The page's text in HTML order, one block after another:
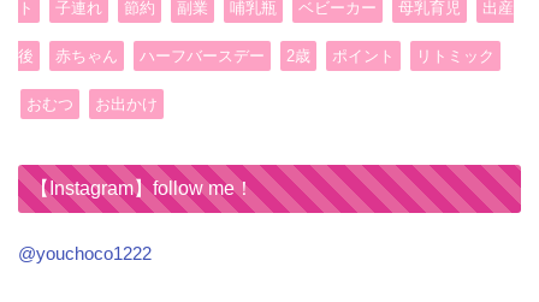
ト 子連れ 節約 副業 哺乳瓶 ベビーカー 母乳育児 出産
後 赤ちゃん ハーフバースデー 2歳 ポイント リトミック
おむつ お出かけ
【Instagram】follow me！
@youchoco1222